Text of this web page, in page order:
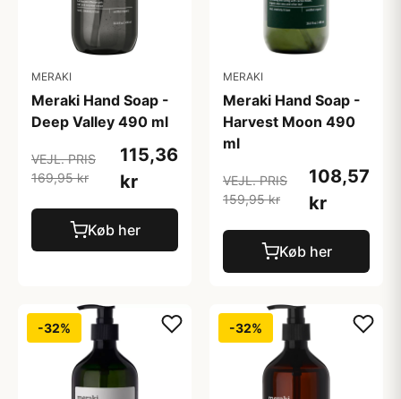
MERAKI
Meraki Hand Soap -
Deep Valley 490 ml
VEJL. PRIS
169,95 kr
115,36
kr
Køb her
MERAKI
Meraki Hand Soap -
Harvest Moon 490
ml
VEJL. PRIS
159,95 kr
108,57
kr
Køb her
-32% -32%